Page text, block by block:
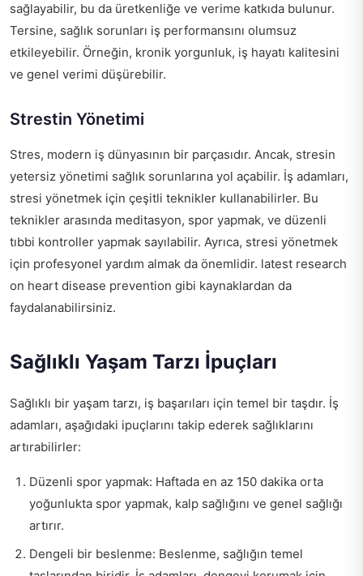
sağlayabilir, bu da üretkenliğe ve verime katkıda bulunur.
Tersine, sağlık sorunları iş performansını olumsuz
etkileyebilir. Örneğin, kronik yorgunluk, iş hayatı kalitesini
ve genel verimi düşürebilir.
Strestin Yönetimi
Stres, modern iş dünyasının bir parçasıdır. Ancak, stresin
yetersiz yönetimi sağlık sorunlarına yol açabilir. İş adamları,
stresi yönetmek için çeşitli teknikler kullanabilirler. Bu
teknikler arasında meditasyon, spor yapmak, ve düzenli
tıbbi kontroller yapmak sayılabilir. Ayrıca, stresi yönetmek
için profesyonel yardım almak da önemlidir. latest research
on heart disease prevention gibi kaynaklardan da
faydalanabilirsiniz.
Sağlıklı Yaşam Tarzı İpuçları
Sağlıklı bir yaşam tarzı, iş başarıları için temel bir taşdır. İş
adamları, aşağıdaki ipuçlarını takip ederek sağlıklarını
artırabilirler:
Düzenli spor yapmak: Haftada en az 150 dakika orta
yoğunlukta spor yapmak, kalp sağlığını ve genel sağlığı
artırır.
Dengeli bir beslenme: Beslenme, sağlığın temel